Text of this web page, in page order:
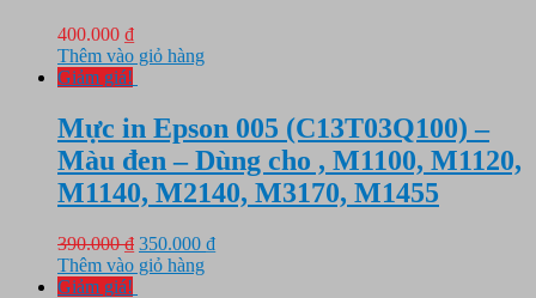
400.000 ₫
Thêm vào giỏ hàng
Giảm giá!
Mực in Epson 005 (C13T03Q100) –
Màu đen – Dùng cho , M1100, M1120,
M1140, M2140, M3170, M1455
390.000₫ Giá
gốc
350.000 ₫Giá
Thêm vào giỏ hàng
Giảm giá!